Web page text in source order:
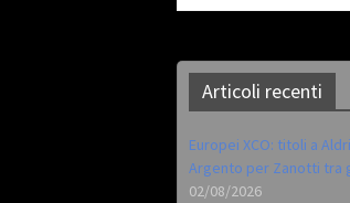
Articoli recenti
Europei XCO: titoli a
Argento per Zanotti tra
02/08/2026